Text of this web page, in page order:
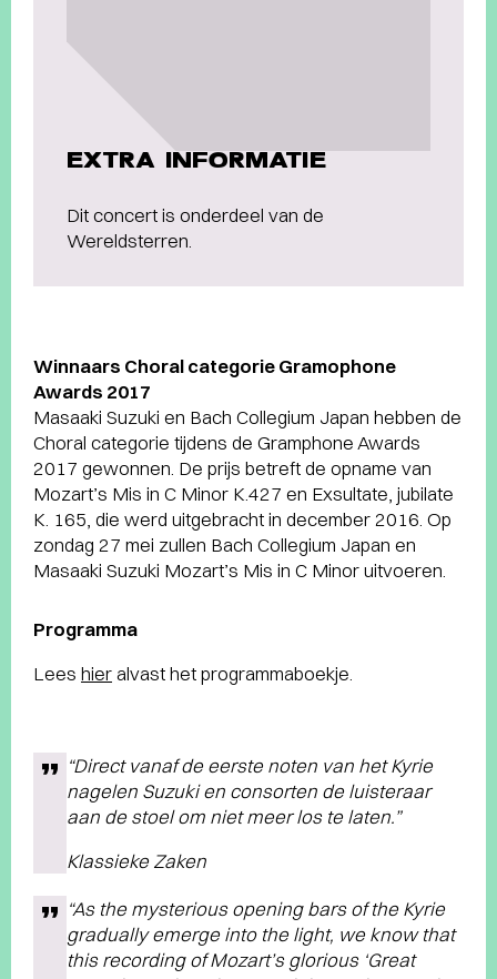
EXTRA INFORMATIE
Dit concert is onderdeel van de
Wereldsterren.
Winnaars Choral categorie Gramophone
Awards 2017
Masaaki Suzuki en Bach Collegium Japan hebben de
Choral categorie tijdens de Gramphone Awards
2017 gewonnen. De prijs betreft de opname van
Mozart’s Mis in C Minor K.427 en Exsultate, jubilate
K. 165, die werd uitgebracht in december 2016. Op
zondag 27 mei zullen Bach Collegium Japan en
Masaaki Suzuki Mozart’s Mis in C Minor uitvoeren.
Programma
Lees hieralvast het programmaboekje.
“Direct vanaf de eerste noten van het Kyrie
nagelen Suzuki en consorten de luisteraar
aan de stoel om niet meer los te laten.”
Klassieke Zaken
“As the mysterious opening bars of the Kyrie
gradually emerge into the light, we know that
this recording of Mozart’s glorious ‘Great